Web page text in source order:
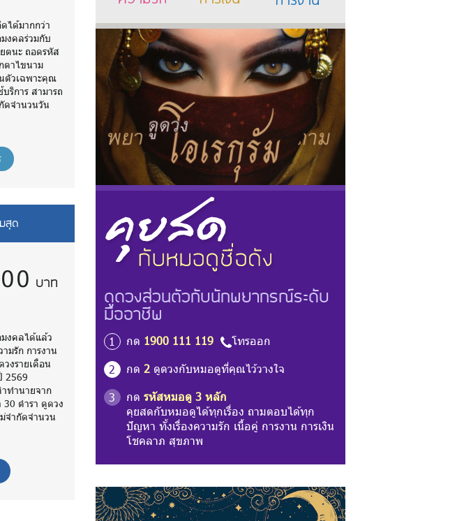
ได้มากกว่า
งคลร่วมกับ
ตนะ ถอดรหัส
ตาไขนาม
ตัวเฉพาะคุณ
ริการ สามารถ
ดจำนวนวัน
สุด
บาท
งคลได้แล้ว
มรัก การงาน
งรายเดือน
2569
ทำนายจาก
ตำรา ดูดวง
จำกัดจำนวน
ดูดวงส่วนตัวกับนักพยากรณ์ระดับ
มืออาชีพ
1 กด 1900 111 119
โทรออก
2
กด 2ดูดวงกับหมอดูที่คุณไว้วางใจ
3
กด รหัสหมอดู 3 หลัก
คุยสดกับหมอดูได้ทุกเรื่อง ถามตอบได้ทุก
ปัญหา ทั้งเรื่องความรัก เนื้อคู่ การงาน การเงิน
โชคลาภ สุขภาพ